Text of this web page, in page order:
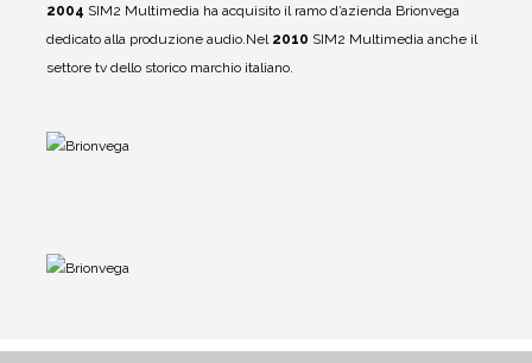
2004 SIM2 Multimedia ha acquisito il ramo d’azienda Brionvega
dedicato alla produzione audio. Nel 2010 SIM2 Multimedia anche il
settore tv dello storico marchio italiano.